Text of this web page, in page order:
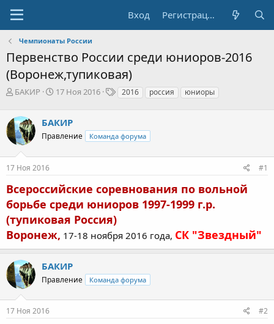
Вход Регистрация
Чемпионаты России
Первенство России среди юниоров-2016
(Воронеж,тупиковая)
А
о
р
т
е
м
БАКИР
Д
а
н
ч
а
17 Ноя 2016
Т2016 россия юниоры
БАКИР
Правление Команда форума
17 Ноя 2016 #1
Всероссийские соревнования по вольной
борьбе среди юниоров 1997-1999 г.р.
(тупиковая Россия)
Воронеж, 17-18 ноября 2016 года, СК "Звездный"
БАКИР
Правление Команда форума
17 Ноя 2016 #2